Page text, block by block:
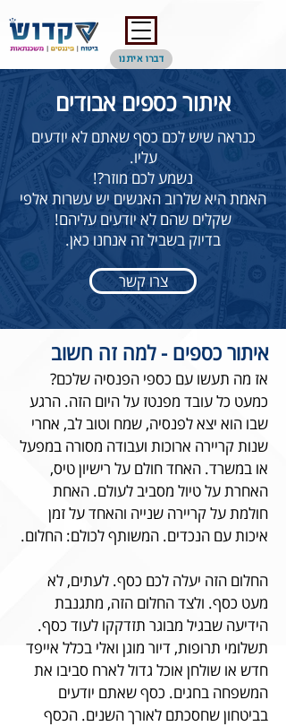
דברו איתנו
איתור כספים אבודים
כנראה שיש לכם כסף שאתם לא יודעים
עליו.
נשמע לכם מוזר?!
האמת היא שלרוב האנשים יש עשרות אלפי
שקלים שהם לא יודעים עליהם!
בדיוק בשביל זה אנחנו כאן.
צרו קשר
איתור כספים - למה זה חשוב
אז מה תעשו עם כספי הפנסיה שלכם?
כמעט כל עובד מפנטז על היום הזה. הרגע
שבו הוא יצא לפנסיה, שמח וטוב לב, אחרי
שנות קריירה ארוכות ועבודה מסורה במפעל
או במשרד. האחד חולם על רישיון טיס,
האחרת על טיול מסביב לעולם. האחת
חולמת על קריירה שנייה והאחד על זמן
איכות עם הנכדים. המשותף לכולם: החלום.
החלום הזה יעלה לכם כסף. לעתים, לא
מעט כסף. ולצד החלום הזה, מתגנבת
הידיעה שבגיל מבוגר תזדקקו לעוד כסף.
תשלומי תרופות, דיור מוגן ואלי בכלל אייפד
חדש או שולחן אוכל גדול לארח סביבו את
המשפחה בחגים. כסף שאתם יודעים
בביטחון שחסכתם לאורך השנים. הכסף